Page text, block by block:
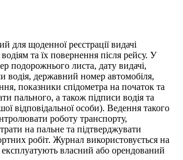
для щоденної реєстрації видачі
та їх повернення після рейсу. У
подорожнього листа, дату видачі,
водія, державний номер автомобіля,
показники спідометра на початок та
пального, а також підписи водія та
відповідальної особи). Ведення такого
роботу транспорту,
на пальне та підтверджувати
робіт. Журнал використовується на
експлуатують власний або орендований